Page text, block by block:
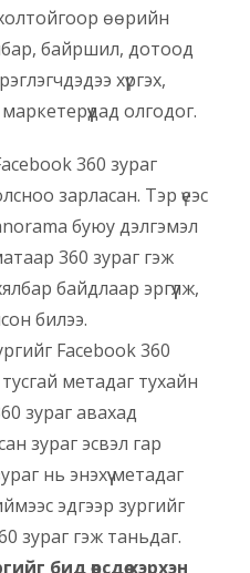
өөрийн
байршил, дотоод
хүргэх,
олгодог.
360 зураг
зарласан. Тэр үеэс
буюу дэлгэмэл
360 зураг гэж
байдлаар эргүүлж,
билээ.
Facebook 360
метадаг тухайн
зураг авахад
зураг эсвэл гар
нь энэхүү метадаг
эдгээр зургийг
зураг гэж таньдаг.
бид өөрсдөө хэрхэн